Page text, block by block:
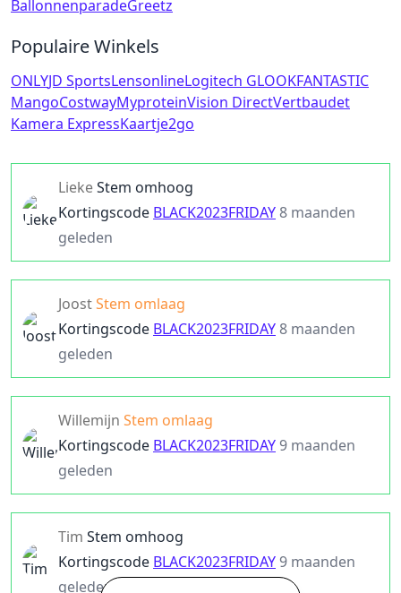
BallonnenparadeGreetz
Populaire Winkels
ONLYJD SportsLensonlineLogitech GLOOKFANTASTIC
MangoCostwayMyproteinVision DirectVertbaudet
Kamera ExpressKaartje2go
LiekeStem omhoog
Kortingscode BLACK2023FRIDAY8 maanden
geleden
JoostStem omlaag
Kortingscode BLACK2023FRIDAY8 maanden
geleden
Willemijn Stem omlaag
Kortingscode BLACK2023FRIDAY9 maanden
geleden
Tim Stem omhoog
Kortingscode BLACK2023FRIDAY9 maanden
geleden